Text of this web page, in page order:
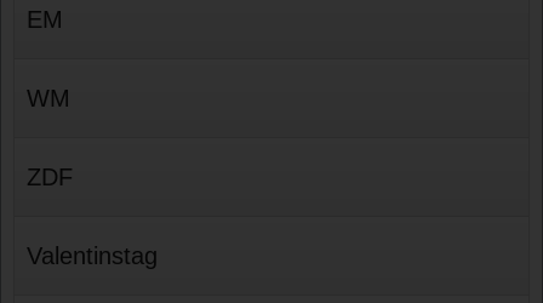
EM
WM
ZDF
Valentinstag